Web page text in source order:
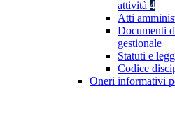
attività 4
Atti
Documenti
gestionale
Statuti e
Codice
Oneri informativi